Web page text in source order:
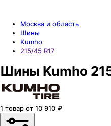
Москва и область
Шины
Kumho
215/45 R17
Шины Kumho
1 товар от 10 910 ₽